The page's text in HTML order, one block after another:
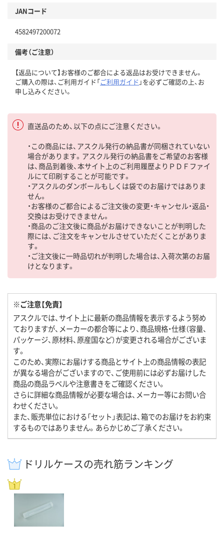
JANコード
4582497200072
備考（ご注意）
【返品について】お客様のご都合による返品はお受けできません。
ご購入の際は、ご利用ガイド「ご利用ガイド 」を必ずご確認の上、お
申し込みください。
直送品のため、以下の点にご注意ください。
・この商品には、アスクル発行の納品書が同梱されていない
場合があります。アスクル発行の納品書をご希望のお客様
は、商品到着後、本サイト上のご利用履歴よりＰＤＦファイ
ルにて印刷することが可能です。
・アスクルのダンボールもしくは袋でのお届けではありま
せん。
・お客様のご都合によるご注文後の変更・キャンセル・返品・
交換はお受けできません。
・商品のご注文後に商品がお届けできないことが判明した
際には、ご注文をキャンセルさせていただくことがありま
す。
・ご注文後に一時品切れが判明した場合は、入荷次第のお届
けとなります。
※ご注意【免責】
アスクルでは、サイト上に最新の商品情報を表示するよう努め
ておりますが、メーカーの都合等により、商品規格・仕様（容量、
パッケージ、原材料、原産国など）が変更される場合がございま
す。
このため、実際にお届けする商品とサイト上の商品情報の表記
が異なる場合がございますので、ご使用前には必ずお届けした
商品の商品ラベルや注意書きをご確認ください。
さらに詳細な商品情報が必要な場合は、メーカー等にお問い合
わせください。
また、販売単位における「セット」表記は、箱でのお届けをお約束
するものではありません。あらかじめご了承ください。
ドリルケースの売れ筋ランキング